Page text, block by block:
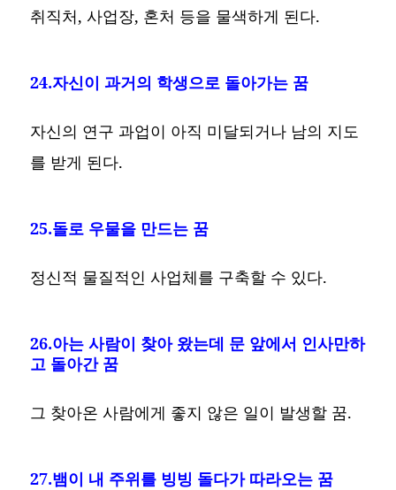
취직처, 사업장, 혼처 등을 물색하게 된다.
24.자신이 과거의 학생으로 돌아가는 꿈
자신의 연구 과업이 아직 미달되거나 남의 지도
를 받게 된다.
25.돌로 우물을 만드는 꿈
정신적 물질적인 사업체를 구축할 수 있다.
26.아는 사람이 찾아 왔는데 문 앞에서 인사만하
고 돌아간 꿈
그 찾아온 사람에게 좋지 않은 일이 발생할 꿈.
27.뱀이 내 주위를 빙빙 돌다가 따라오는 꿈